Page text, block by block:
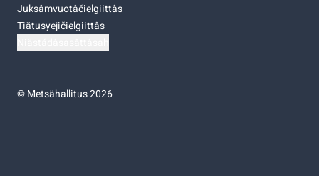
Juksâmvuotâčielgiittâs
Tiätusyejičielgiittâs
©Metsähallitus 2026